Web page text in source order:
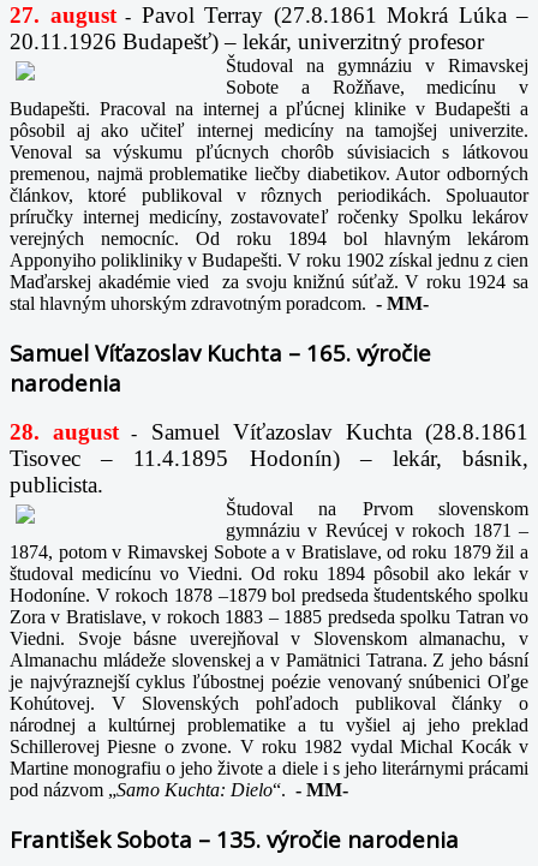
27. august- Pavol Terray (27.8.1861 Mokrá Lúka –
20.11.1926 Budapešť) – lekár, univerzitný profesor
Študoval na gymnáziu v Rimavskej
Sobote a Rožňave, medicínu v
Budapešti. Pracoval na internej a pľúcnej klinike v Budapešti a
pôsobil aj ako učiteľ internej medicíny na tamojšej univerzite.
Venoval sa výskumu pľúcnych chorôb súvisiacich s látkovou
premenou, najmä problematike liečby diabetikov. Autor odborných
článkov, ktoré publikoval v rôznych periodikách. Spoluautor
príručky internej medicíny, zostavovateľ ročenky Spolku lekárov
verejných nemocníc. Od roku 1894 bol hlavným lekárom
Apponyiho polikliniky v Budapešti. V roku 1902 získal jednu z cien
Maďarskej akadémie vied za svoju knižnú súťaž. V roku 1924 sa
stal hlavným uhorským zdravotným poradcom. - MM-
Samuel Víťazoslav Kuchta – 165. výročie
narodenia
28. august -
Samuel Víťazoslav Kuchta (28.8.1861
Tisovec – 11.4.1895 Hodonín) – lekár, básnik,
publicista.
Študoval na Prvom slovenskom
gymnáziu v Revúcej v rokoch 1871 –
1874, potom v Rimavskej Sobote a v Bratislave, od roku 1879 žil a
študoval medicínu vo Viedni. Od roku 1894 pôsobil ako lekár v
Hodoníne. V rokoch 1878 –1879 bol predseda študentského spolku
Zora v Bratislave, v rokoch 1883 – 1885 predseda spolku Tatran vo
Viedni. Svoje básne uverejňoval v Slovenskom almanachu, v
Almanachu mládeže slovenskej a v Pamätnici Tatrana. Z jeho básní
je najvýraznejší cyklus ľúbostnej poézie venovaný snúbenici Oľge
Kohútovej. V Slovenských pohľadoch publikoval články o
národnej a kultúrnej problematike a tu vyšiel aj jeho preklad
Schillerovej Piesne o zvone. V roku 1982 vydal Michal Kocák v
Martine monografiu o jeho živote a diele i s jeho literárnymi prácami
pod názvom „Samo Kuchta: Dielo“. - MM-
František Sobota – 135. výročie narodenia